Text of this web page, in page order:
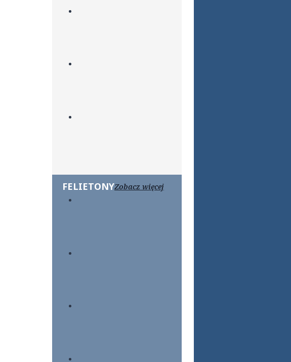
FELIETONYZobacz więcej